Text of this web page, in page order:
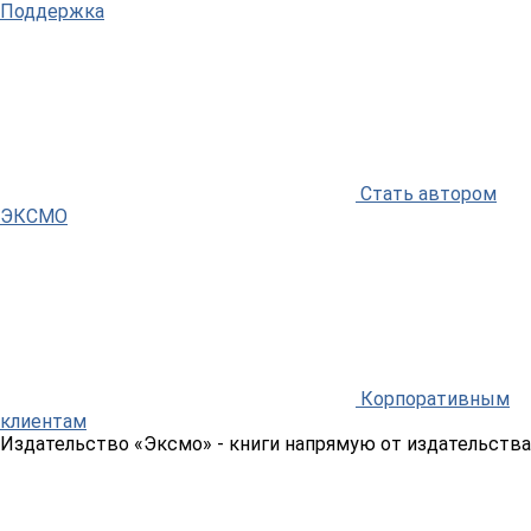
Поддержка
Стать автором
ЭКСМО
Корпоративным
клиентам
Издательство «Эксмо» - книги напрямую от издательства